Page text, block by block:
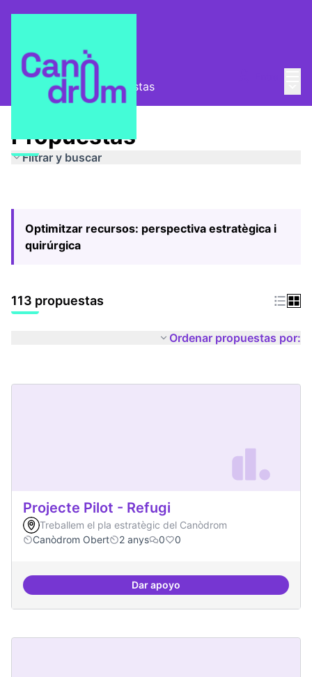
Pla Estratègic Propuestas
Propuestas
Filtrar y buscar
Optimitzar recursos: perspectiva estratègica i
quirúrgica
113 propuestas
Ordenar propuestas por:
Projecte Pilot - Refugi
Treballem el pla estratègic del Canòdrom
Canòdrom Obert
2 anys 0 0
Dar apoyoProjecte Pilot - Refugi